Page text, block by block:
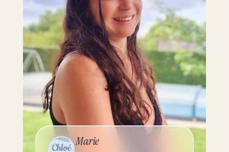
Marie